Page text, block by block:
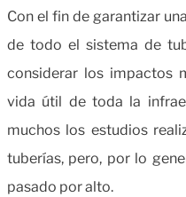
Con el fin de garantizar
de todo el sistema de
considerar los impactos
vida útil de toda la
muchos los estudios
tuberías, pero, por lo
pasado por alto.